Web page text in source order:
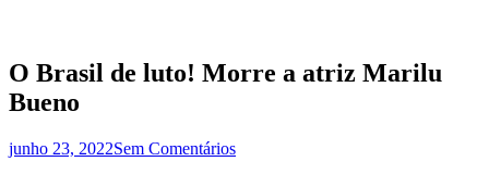
O Brasil de luto! Morre a atriz Marilu
Bueno
junho 23, 2022Sem Comentários